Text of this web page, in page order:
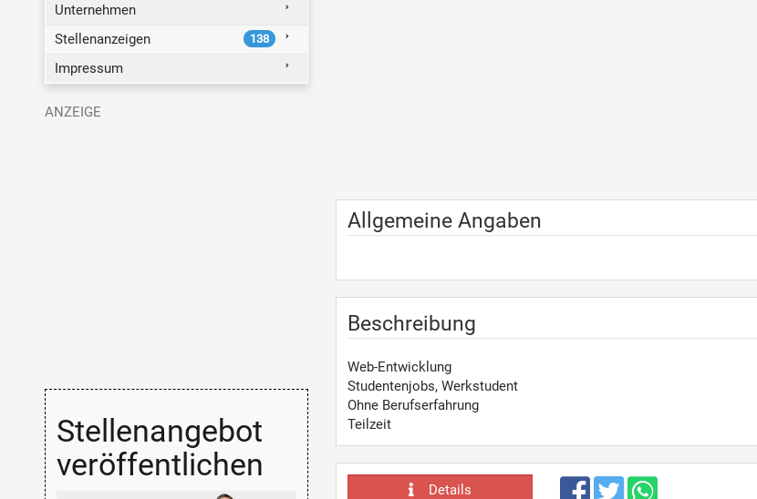
Allgemeine Angaben
Beschreibung
Web-Entwicklung
Studentenjobs, Werkstudent
Ohne Berufserfahrung
Teilzeit
Details
Unternehmen
Stellenanzeigen
138
Impressum
Stellenangebot
veröffentlichen